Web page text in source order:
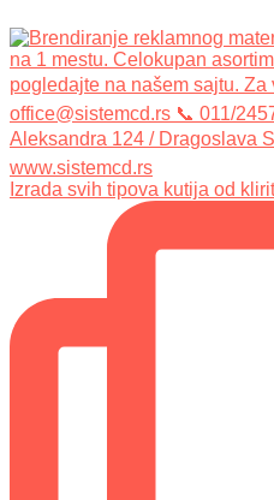
Izrada svih tipova kutija od